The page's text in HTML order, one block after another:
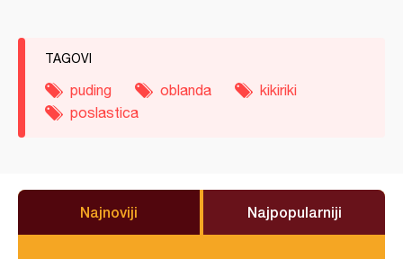
TAGOVI
puding oblanda
kikiriki
poslastica
Najnoviji Najpopularniji